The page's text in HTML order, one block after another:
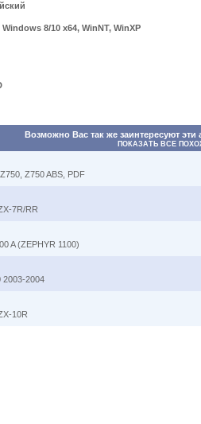
Windows 8/10 x64, WinNT, WinXP
Возможно Вас так же заинтересуют эти
ПОКАЗАТЬ ВСЕ
Z750 ABS, PDF
7R/RR
A (ZEPHYR 1100)
2003-2004
10R